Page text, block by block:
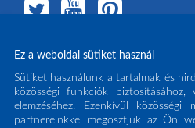
Ez a weboldal sütiket használ
Sütiket használunk a tartalmak és
közösségi funkciók biztosításához,
elemzéséhez. Ezenkívül
partnereinkkel megosztjuk az Ön
MAGYARORSZÁG